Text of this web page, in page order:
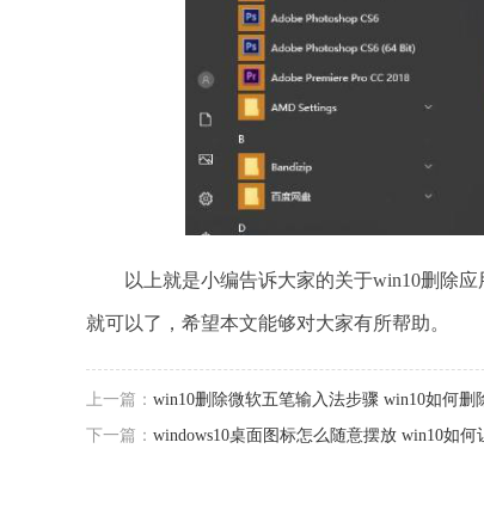
以上就是小编告诉大家的关于win10删除应
就可以了，希望本文能够对大家有所帮助。
上一篇： win10删除微软五笔输入法步骤 win10如何删
下一篇： windows10桌面图标怎么随意摆放 win10如